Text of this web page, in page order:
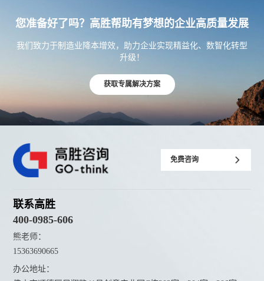
您准备好了吗？高胜帮助有梦想的企业高质量发展
我们致力于制造业降本增效，助力企业实现精益化、数智化转型
升级！
获取专属解决方案
免费咨询
联系高胜
400-0985-606
熊老师：
15363690665
办公地址：